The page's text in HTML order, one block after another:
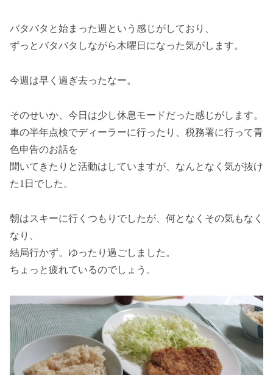
バタバタと始まった週という感じがしており、
ずっとバタバタしながら木曜日になった気がします。
今週は早く過ぎ去ったなー。
そのせいか、今日は少し休息モードだった感じがします。
車の半年点検でディーラーに行ったり、税務署に行って青
色申告のお話を
聞いてきたりと活動はしていますが、なんとなく気が抜け
た1日でした。
朝はスキーに行くつもりでしたが、何となくその気もなく
なり、
結局行かず。ゆったり過ごしました。
ちょっと疲れているのでしょう。